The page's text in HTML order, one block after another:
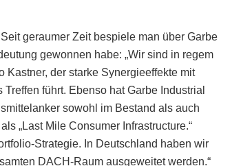
geraumer Zeit bespiele man über Garbe
gewonnen habe: „Wir sind in regem
Kastner, der starke Synergieeffekte mit
führt. Ebenso hat Garbe Industrial
sowohl im Bestand als auch
„Last Mile Consumer Infrastructure.“
Strategie. In Deutschland haben wir
DACH-Raum ausgeweitet werden.“